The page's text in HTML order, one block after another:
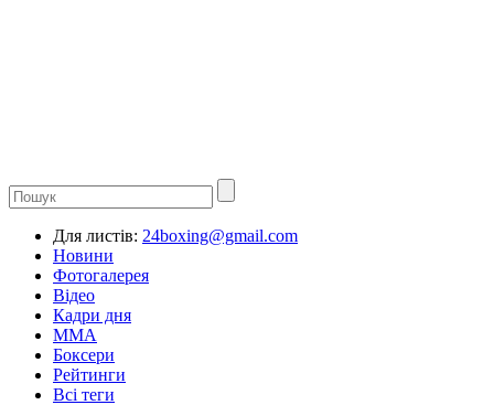
Для листів: 24boxing@gmail.com
Новини
Фотогалерея
Відео
Кадри дня
ММА
Боксери
Рейтинги
Всі теги